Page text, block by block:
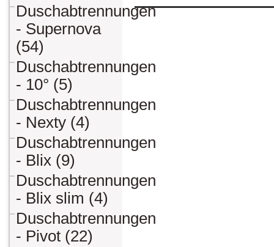
Duschabtrennungen
- Supernova
(54)
Duschabtrennungen
- 10° (5)
Duschabtrennungen
- Nexty (4)
Duschabtrennungen
- Blix (9)
Duschabtrennungen
- Blix slim (4)
Duschabtrennungen
- Pivot (22)